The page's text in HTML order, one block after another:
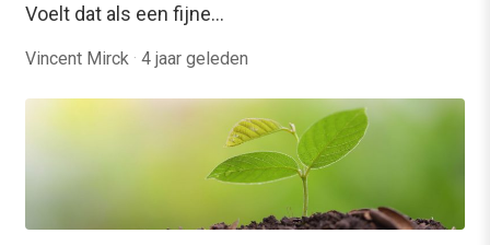
Voelt dat als een fijne…
Vincent Mirck · 4 jaar geleden